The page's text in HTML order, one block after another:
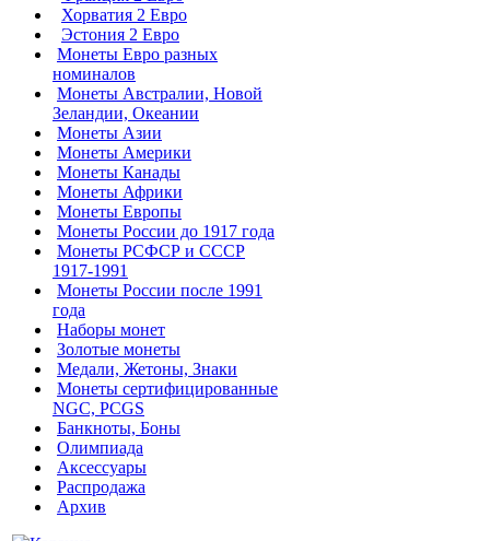
Хорватия 2 Евро
Эстония 2 Евро
Монеты Евро разных
номиналов
Монеты Австралии, Новой
Зеландии, Океании
Монеты Азии
Монеты Америки
Монеты Канады
Монеты Африки
Монеты Европы
Монеты России до 1917 года
Монеты РСФСР и СССР
1917-1991
Монеты России после 1991
года
Наборы монет
Золотые монеты
Медали, Жетоны, Знаки
Монеты сертифицированные
NGC, PCGS
Банкноты, Боны
Олимпиада
Аксессуары
Распродажа
Архив